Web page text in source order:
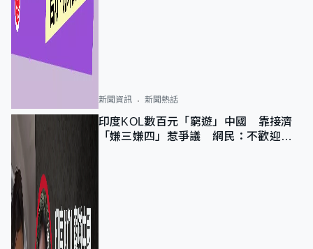
新聞資訊 新聞熱話
印度KOL數百元「窮遊」中國 靠接濟
「嫌三嫌四」惹爭議 網民：不歡迎劣